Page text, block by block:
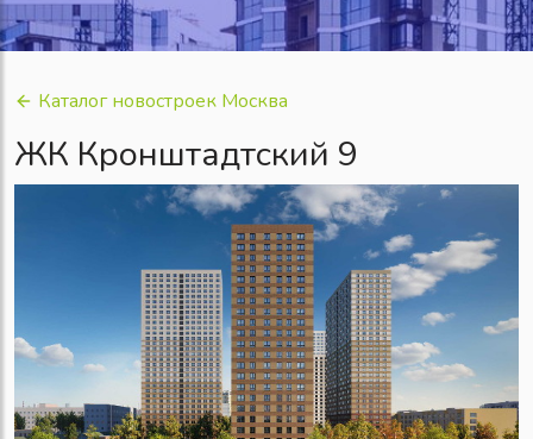
Каталог новостроек Москва
ЖК Кронштадтский 9